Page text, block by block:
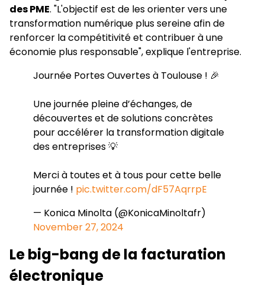
des PME. "L'objectif est de les orienter vers une
transformation numérique plus sereine afin de
renforcer la compétitivité et contribuer à une
économie plus responsable", explique l'entreprise.
Journée Portes Ouvertes à Toulouse ! 🎉
Une journée pleine d’échanges, de
découvertes et de solutions concrètes
pour accélérer la transformation digitale
des entreprises 💡
Merci à toutes et à tous pour cette belle
journée ! pic.twitter.com/dF57AqrrpE
— Konica Minolta (@KonicaMinoltafr)
November 27, 2024
Le big-bang de la facturation
électronique